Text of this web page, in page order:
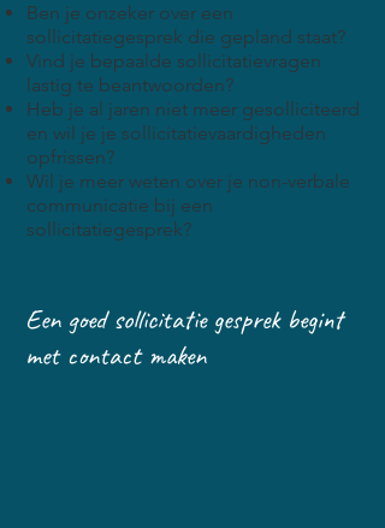
​Ben je onzeker over een
sollicitatiegesprek die gepland staat?
Vind je bepaalde sollicitatievragen
lastig te beantwoorden?
Heb je al jaren niet meer gesolliciteerd
en wil je je sollicitatievaardigheden
opfrissen?
Wil je meer weten over je non-verbale
communicatie bij een
sollicitatiegesprek?
Een goed sollicitatie gesprek begint
met contact maken